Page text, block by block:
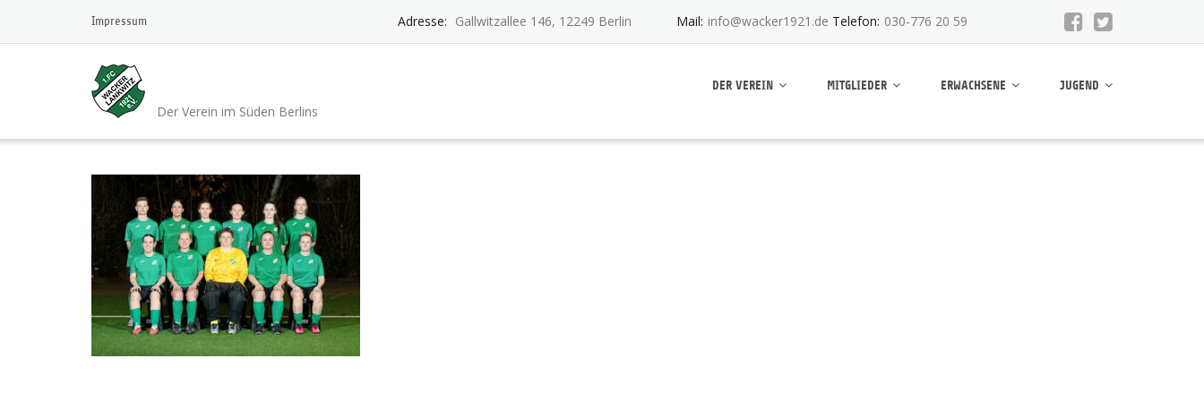
content
Impressum Adresse: Gallwitzallee 146, 12249 Berlin Mail: info@wacker1921.de Telefon: 030-776 20 59
Der Verein im Süden Berlins
DER VEREIN MITGLIEDER ERWACHSENE JUGEND